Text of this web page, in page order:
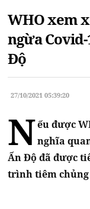
WHO xem
ngừa
Độ
27/10/2021 05:39:20
Nếu được
nghĩa
Ấn Độ đã được
trình tiêm chủng